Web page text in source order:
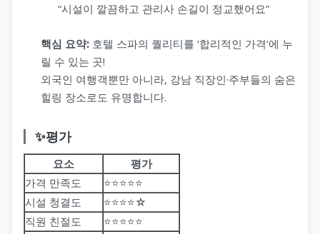
“시설이 깔끔하고 관리사 손길이 정교했어요”
핵심 요약: 호텔 스파의 퀄리티를 ‘합리적인 가격’에 누
릴 수 있는 곳!
외국인 여행객뿐만 아니라, 강남 직장인·주부들의 숨은
힐링 장소로도 유명합니다.
✨평가
요소
평가
가격 만족도
⭐⭐⭐⭐⭐
시설 청결도
⭐⭐⭐⭐☆
직원 친절도
⭐⭐⭐⭐⭐